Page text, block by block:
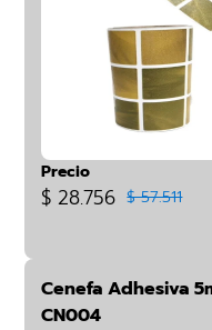
Precio
$ 28.756 $ 57.511
Cenefa Adhesiva
CN004